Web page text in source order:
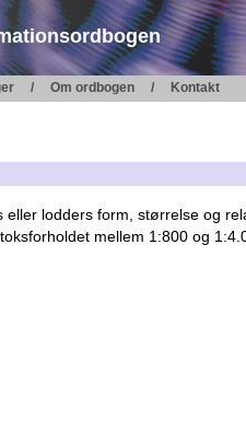
Om ordbogen Kontakt
eller lodders form, størrelse og
mellem 1:800 og